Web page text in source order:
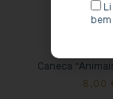
Caneca
8,00